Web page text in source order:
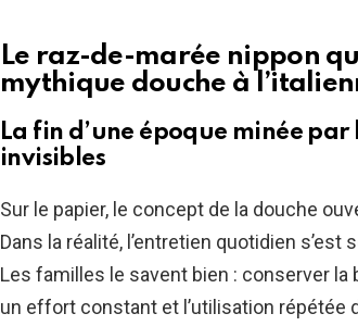
Le raz-de-marée nippon
mythique douche à
La fin d’une époque minée
invisibles
Sur le papier, le concept de la douche
Dans la réalité, l’entretien quotidien
Les familles le savent bien : conserver
un effort constant et l’utilisation répétée